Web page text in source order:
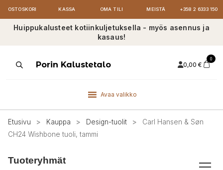
OSTOSKORI KASSA OMA TILI MEISTÄ +358 2 6333 150
Huippukalusteet kotiinkuljetuksella - myös asennus ja
kasaus!
ProductsPorin Kalustetalo 0,00 €
0
Avaa valikko
Etusivu > Kauppa > Design-tuolit >
Carl Hansen & Søn
CH24 Wishbone tuoli, tammi
Tuoteryhmät